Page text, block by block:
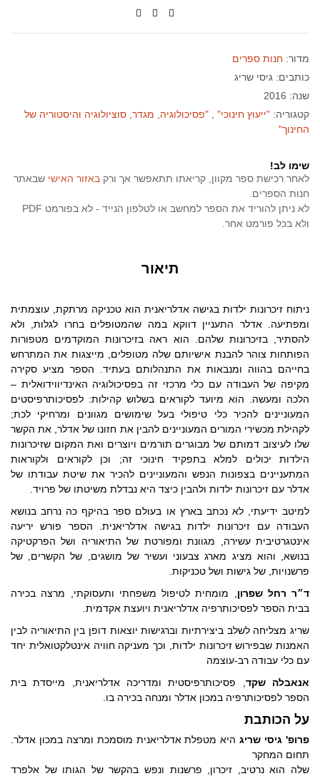
מדור: חנות ספרים
כותבים: גיסי שריג
שנה: 2016
קטגוריה: "ייעוץ חינוכי"
"פסיכולוגיה, מגדר, סוציולוגיה והיסטוריה של
החינוך"
שימו לב!
לאחר רכישת ספר מקוון, קריאתו תתאפשר אך ורק באזור האישי שבאתר
חנות הספרים.
לא ניתן להוריד את הספר למחשב או לטלפון הנייד - לא בפורמט PDF
ולא בכל פורמט אחר.
תיאור
​ניתוח זיכרונות ילדות בגישה אדלריאנית הוא טכניקה מרתקת, עוצמתית
ומפתיעה. אדלר התעניין דווקא במה שהמטופלים בחרו לגלות, ולא
להסתיר, בזיכרונות שלהם. הוא ראה בזיכרונות המוקדמים מטפורות
הפותחות צוהר להבנת אישיותם שלה מטופלים, מייצגות את המתרחש
בחייהם בהווה ומנבאות את התנהלותם בעתיד. הספר מציע סקירה
מקיפה של העבודה עם כלי מרכזי זה בפסיכולוגיה האינדיווידואלית –
הלכה ומעשה. הוא מיועד לקוראים בשלוש קהילות: לפסיכותרפיסטים
המעוניינים להכיר כלי טיפולי בעל שימושים מגוונים ומרחיקי לכת;
לקהילת מכשירי המורים המעוניינים להבין את חזונו של אדלר, את הקשר
שלו לעיצוב דמותם של מבוגרים תורמים ויוצרים ואת המקום שזיכרונות
הילדות יכולים למלא בתפקיד חינוכי זה; וכן לקוראים ולקוראות
המתעניינים בצפונות הנפש והמעוניינים להכיר את שיטת עבודתו של
אדלר עם זיכרונות ילדות ולהבין כיצד היא נבדלת משיטתו של פרויד.
למיטב ידיעתי, לא נכתב בארץ או בעולם ספר בהיקף כה נרחב בנושא
העבודה עם זיכרונות ילדות בגישה אדלריאנית. הספר פורש יריעה
אינטגרטיבית עשירה, מגוונת ומפורטת של התיאוריה ושל הפרקטיקה
בנושא, והוא מציג מארג צבעוני ועשיר של מושגים, של הקשרים, של
פרשנויות, של גישות ושל טכניקות.
ד״ר רחל שפרון , מומחית לטיפול משפחתי ותעסוקתי, מרצה בכירה
בבית הספר לפסיכותרפיה אדלריאנית ויועצת אקדמית.
שריג מצליחה לשלב ביצירתיות וברגישות יוצאות דופן בין התיאוריה לבין
האמנות שבפירוש זיכרונות ילדות, וכך מעניקה חוויה אינטלקטואלית יחד
עם כלי עבודה רב-עוצמה
אנאבלה שקד , פסיכותרפיסטית ומדריכה אדלריאנית, מייסדת בית
הספר לפסיכותרפיה במכון אדלר ומנחה בכירה בו.
על הכותבת
פרופ' גיסי שריגהיא מטפלת אדלריאנית מוסמכת ומרצה במכון אדלר.
תחום המחקר
שלה הוא נרטיב, זיכרון, פרשנות ונפש בהקשר של הגותו של אלפרד